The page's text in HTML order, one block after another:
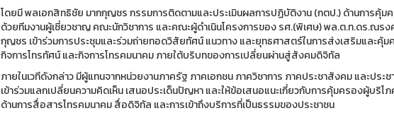
โดยมี พลเอกสิทธิชัย มากกุญชร กรรมการติดตามและประเมินผลการปฏิบัติงาน (กตป.) ด้านการคุ้ม
ด้วยทีมงานผู้เชี่ยวชาญ คณะนักวิชาการ และคณะผู้ดำเนินโครงการของ รศ.(พิเศษ) พล.ต.ท.ดร.ณร
กุญชร เข้าร่วมการประชุมและร่วมถ่ายทอดวิสัยทัศน์ แนวทาง และยุทธศาสตร์ในการส่งเสริมและคุ้
กิจการโทรทัศน์ และกิจการโทรคมนาคม ภายใต้บริบทของการเปลี่ยนผ่านสู่สังคมดิจิทัล
ภายในเวทีดังกล่าว มีผู้แทนจากหน่วยงานภาครัฐ ภาคเอกชน ภาควิชาการ ภาคประชาสังคม และปร
เข้าร่วมแลกเปลี่ยนความคิดเห็น เสนอประเด็นปัญหา และให้ข้อเสนอแนะเกี่ยวกับการคุ้มครองผู้บริโ
ด้านการสื่อสารโทรคมนาคม สื่อดิจิทัล และการเข้าถึงบริการที่เป็นธรรมของประชาชน